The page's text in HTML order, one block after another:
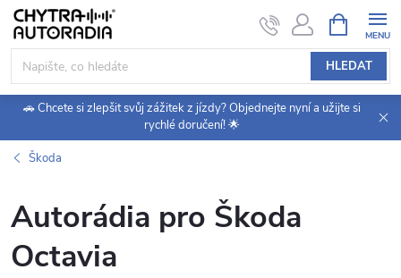
Přejít
obsah
HLEDAT
NÁKUPNÍ
KOŠÍK
🚗 Chcete si zlepšit svůj zážitek z jízdy? Objednejte nyní a užijte si
rychlé doručení! 🌟
Škoda
Autorádia pro Škoda
Octavia